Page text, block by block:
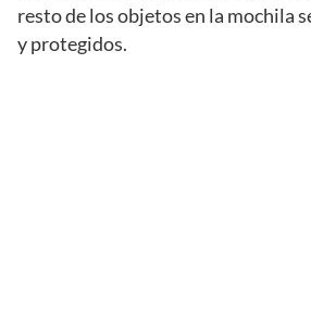
resto de los objetos en la mochila
y protegidos.